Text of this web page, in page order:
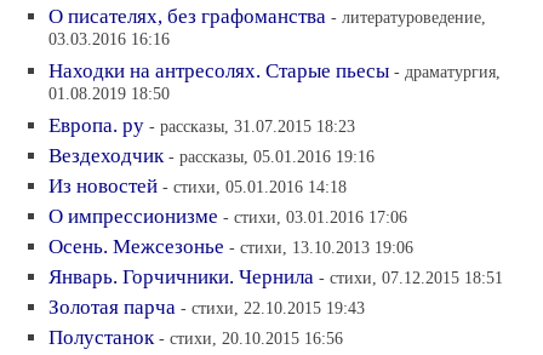
О писателях, без графоманства - литературоведение,
03.03.2016 16:16
Находки на антресолях. Старые пьесы - драматургия,
01.08.2019 18:50
Европа. ру - рассказы, 31.07.2015 18:23
Вездеходчик - рассказы, 05.01.2016 19:16
Из новостей - стихи, 05.01.2016 14:18
О импрессионизме - стихи, 03.01.2016 17:06
Осень. Межсезонье - стихи, 13.10.2013 19:06
Январь. Горчичники. Чернила - стихи, 07.12.2015 18:51
Золотая парча - стихи, 22.10.2015 19:43
Полустанок - стихи, 20.10.2015 16:56